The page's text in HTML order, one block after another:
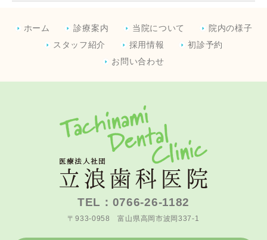
ホーム 診療案内 当院について
院内の様子
スタッフ紹介
採用情報
初診予約
お問い合わせ
TEL：0766-26-1182
〒933-0958 富山県高岡市波岡337-1